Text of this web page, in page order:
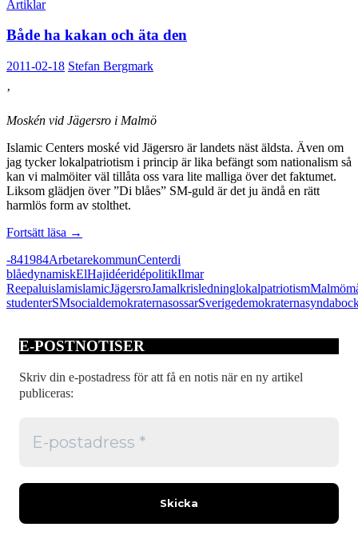
Artiklar
Både ha kakan och äta den
2011-02-18 Stefan Bergmark
’
Moskén vid Jägersro i Malmö
Islamic Centers moské vid Jägersro är landets näst äldsta. Även om
jag tycker lokalpatriotism i princip är lika befängt som nationalism så
kan vi malmöiter väl tillåta oss vara lite malliga över det faktumet.
Liksom glädjen över ”Di blåes” SM-guld är det ju ändå en rätt
harmlös form av stolthet.
Fortsätt läsa Både
kakan
och
äta
den
→
-841984ArbetarekommunCenterdi
blåedynamiskElHajidéeridépolitikIlmar
ReepaluislamislamicJägersroJamalkrisledninglokalpatriotismMalmö
studenterSMsocialdemokraternasossarSverigedemokraterna
E-POSTNOTISER
Skriv din e-postadress för att få en notis när en ny artikel
publiceras: